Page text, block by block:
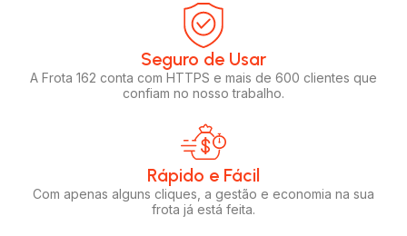
Seguro de Usar​
A Frota 162 conta com HTTPS e mais de 600 clientes que
confiam no nosso trabalho.
Rápido e Fácil​
Com apenas alguns cliques, a gestão e economia na sua
frota já está feita.